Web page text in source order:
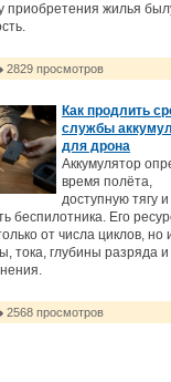
приобретения жилья
2829 просмотров
Как продлить
службы
для дрона
Аккумулятор
время полёта,
доступную тягу и
беспилотника. Его
от числа циклов, но
тока, глубины разряда и
2568 просмотров